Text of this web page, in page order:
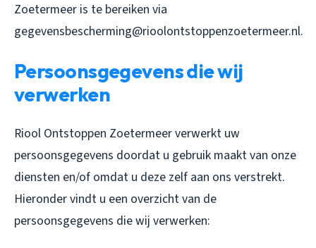
Zoetermeer is te bereiken via
gegevensbescherming@rioolontstoppenzoetermeer.nl.
Persoonsgegevens die wij
verwerken
Riool Ontstoppen Zoetermeer verwerkt uw
persoonsgegevens doordat u gebruik maakt van onze
diensten en/of omdat u deze zelf aan ons verstrekt.
Hieronder vindt u een overzicht van de
persoonsgegevens die wij verwerken: